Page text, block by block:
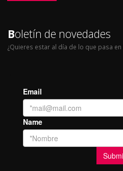
Boletín de novedades
¿Quieres estar al día de lo que pasa en